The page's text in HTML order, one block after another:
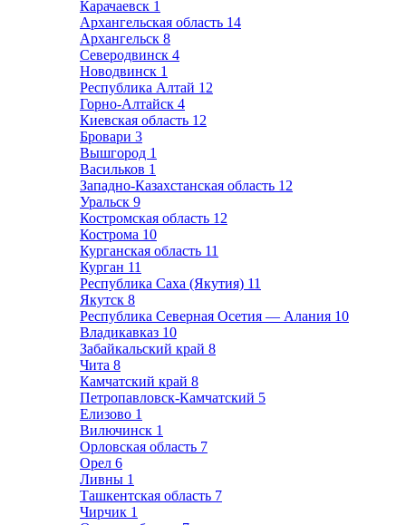
Карачаевск 1
Архангельская область 14
Архангельск 8
Северодвинск 4
Новодвинск 1
Республика Алтай 12
Горно-Алтайск 4
Киевская область 12
Бровари 3
Вышгород 1
Васильков 1
Западно-Казахстанская область 12
Уральск 9
Костромская область 12
Кострома 10
Курганская область 11
Курган 11
Республика Саха (Якутия) 11
Якутск 8
Республика Северная Осетия — Алания 10
Владикавказ 10
Забайкальский край 8
Чита 8
Камчатский край 8
Петропавловск-Камчатский 5
Елизово 1
Вилючинск 1
Орловская область 7
Орел 6
Ливны 1
Ташкентская область 7
Чирчик 1